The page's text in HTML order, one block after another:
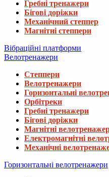
Гребні тренажери
Бігові доріжки
Механічний степпер
Магнітні степпери
Вібраційні платформи
Велотренажери
Степпери
Велотренажери
Горизонтальні
Орбітреки
Гребні тренажери
Бігові доріжки
Магнітні
Електромагнітні
Механічні
Горизонтальні велотренажери